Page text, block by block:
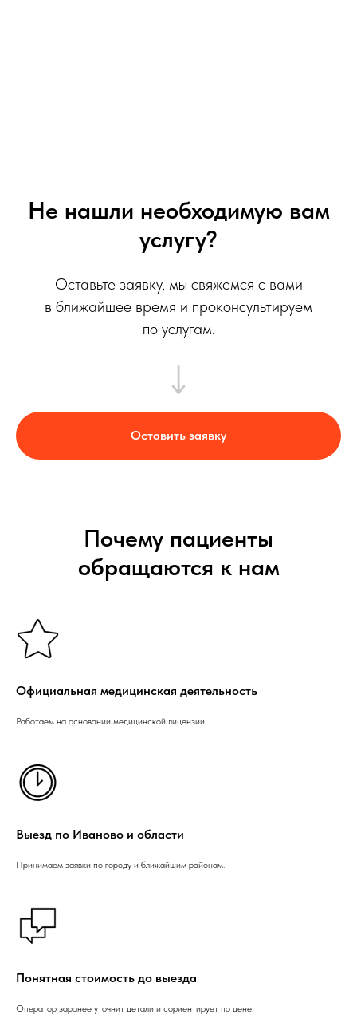
Не нашли необходимую вам
услугу?
Оставьте заявку, мы свяжемся с вами
в ближайшее время и проконсультируем
по услугам.
Оставить заявку
Почему пациенты
обращаются к нам
Официальная медицинская деятельность
Работаем на основании медицинской лицензии.
Выезд по Иваново и области
Принимаем заявки по городу и ближайшим районам.
Понятная стоимость до выезда
Оператор заранее уточнит детали и сориентирует по цене.